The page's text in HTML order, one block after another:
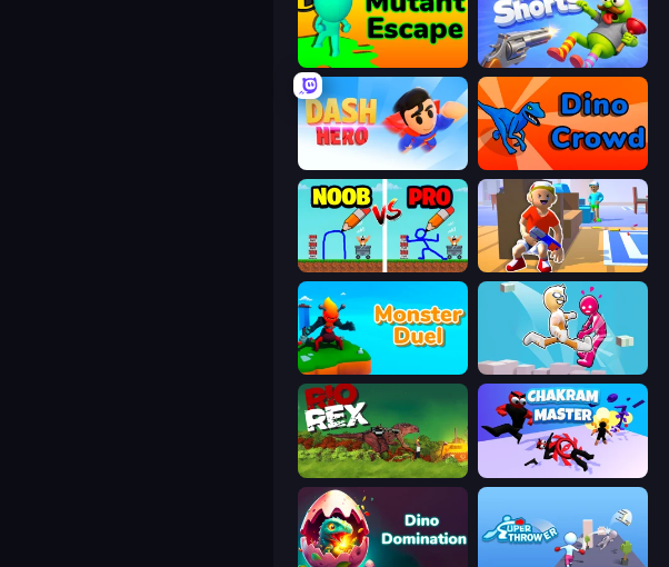
Mutant Escape No Shorts
Dino Crowd
DOP Noob: Draw to Save Blaster Pranks
Monster Duel Pushover
Rio Rex Chakram Master